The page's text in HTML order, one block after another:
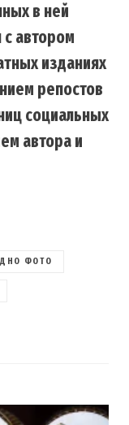
в ней
автором
изданиях
репостов
социальных
автора и
ФОТО